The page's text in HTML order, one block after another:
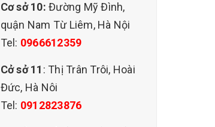
Cơ sở 10: Đường Mỹ Đình,
quận Nam Từ Liêm, Hà Nội
Tel: 0966612359
Cở sở 11 : Thị Trân Trôi, Hoài
Đức, Hà Nôi
Tel: 0912823876